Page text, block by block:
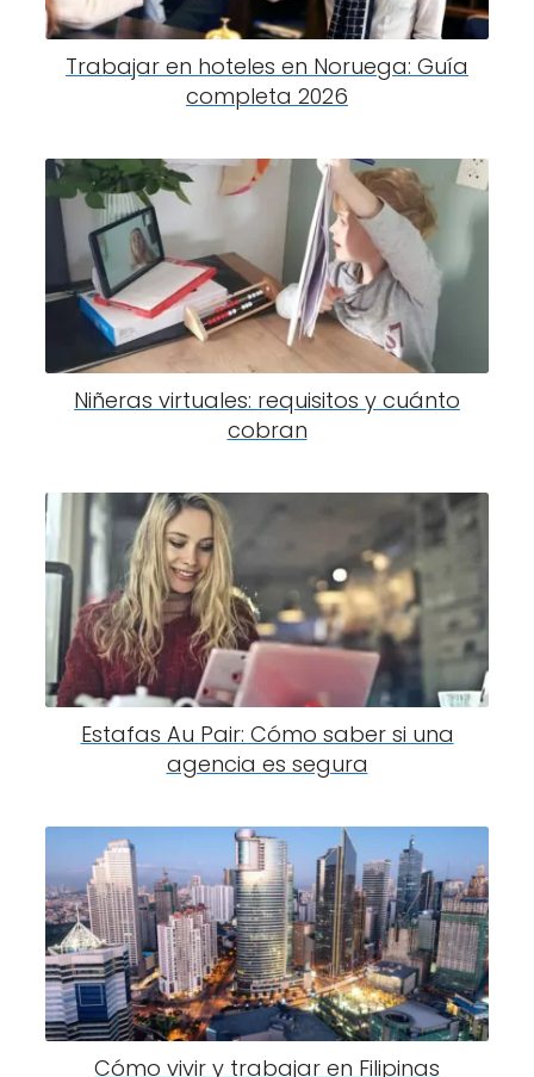
Trabajar en hoteles en Noruega: Guía
completa 2026
Niñeras virtuales: requisitos y cuánto
cobran
Estafas Au Pair: Cómo saber si una
agencia es segura
Cómo vivir y trabajar en Filipinas